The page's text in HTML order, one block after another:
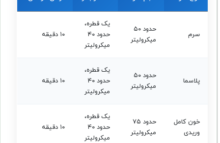
سرم
حدود ۵۰
میکرولیتر
یک قطره،
حدود ۴۰
میکرولیتر
۱۰ دقیقه
پلاسما
حدود ۵۰
میکرولیتر
یک قطره،
حدود ۴۰
میکرولیتر
۱۰ دقیقه
خون کامل
وریدی
حدود ۷۵
میکرولیتر
یک قطره،
حدود ۴۰
میکرولیتر
۱۰ دقیقه